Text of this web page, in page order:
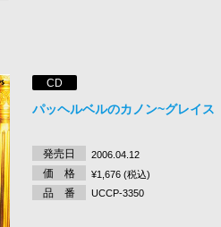
CD
パッヘルベルのカノン~グレイス
発売日 2006.04.12
価 格 ¥1,676 (税込)
品 番 UCCP-3350